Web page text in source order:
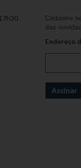
Cadastre
das
Endereço